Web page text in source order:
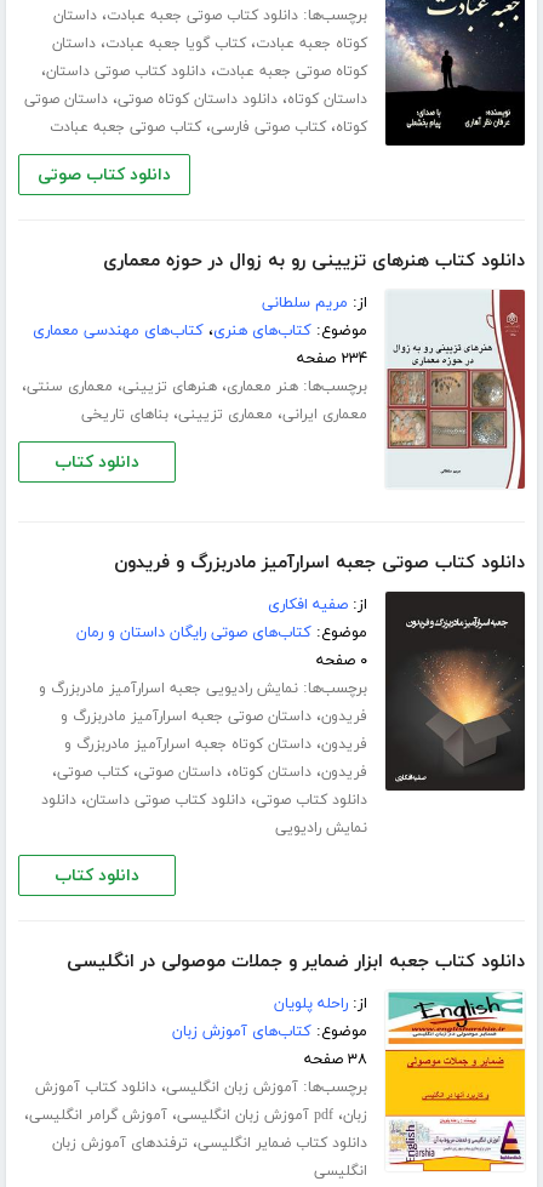
برچسب‌ها:دانلود کتاب صوتی جعبه عبادت،داستان
کوتاه جعبه عبادت،کتاب گویا جعبه عبادت،داستان
کوتاه صوتی جعبه عبادت،دانلود کتاب صوتی داستان،
داستان کوتاه،دانلود داستان کوتاه صوتی،داستان صوتی
کوتاه،کتاب صوتی فارسی،کتاب صوتی جعبه عبادت
دانلود کتاب صوتی
دانلود کتاب هنرهای تزیینی رو به زوال در حوزه معماری
از: مریم سلطانی
موضوع:کتاب‌های هنری،کتاب‌های مهندسی معماری
۲۳۴ صفحه
برچسب‌ها:هنر معماری،هنرهای تزیینی، معماری سنتی،
معماری ایرانی، معماری تزیینی،بناهای تاریخی
دانلود کتاب
دانلود کتاب صوتی جعبه اسرارآمیز مادربزرگ و فریدون
از:صفیه افکاری
موضوع:کتاب‌های صوتی رایگان داستان و رمان
۰ صفحه
برچسب‌ها:نمایش رادیویی جعبه اسرارآمیز مادربزرگ و
فریدون،داستان صوتی جعبه اسرارآمیز مادربزرگ و
فریدون،داستان کوتاه جعبه اسرارآمیز مادربزرگ و
فریدون،داستان کوتاه،داستان صوتی،کتاب صوتی،
دانلود کتاب صوتی،دانلود کتاب صوتی داستان،دانلود
نمایش رادیویی
دانلود کتاب
دانلود کتاب جعبه ابزار ضمایر و جملات موصولی در انگلیسی
از:راحله پلویان
موضوع:کتاب‌های آموزش زبان
۳۸ صفحه
برچسب‌ها:آموزش زبان انگلیسی،دانلود کتاب آموزش
زبان،pdf آموزش زبان انگلیسی ،آموزش گرامر انگلیسی،
دانلود کتاب ضمایر انگلیسی، ترفندهای آموزش زبان
انگلیسی